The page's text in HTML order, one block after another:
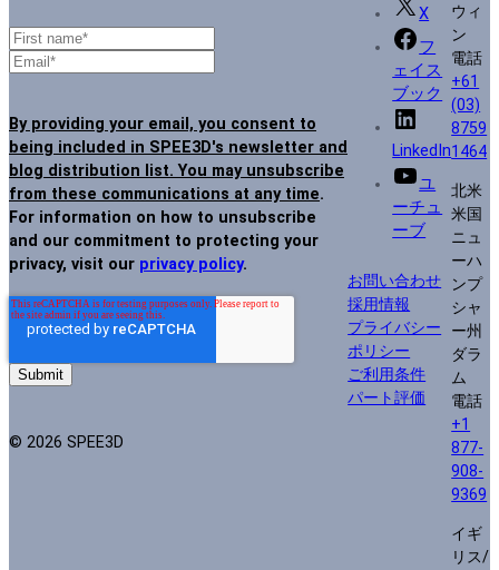
By providing your email, you consent to
being included in SPEE3D's newsletter and
blog distribution list. You may unsubscribe
from these communications at any time.
For information on how to unsubscribe
and our commitment to protecting your
privacy, visit our privacy policy.
© 2026 SPEE3D
X
フ
ェイス
ブック
LinkedIn
ユ
ーチュ
ーブ
お問い合わせ
採用情報
プライバシー
ポリシー
ご利用条件
パート評価
ウィ
ン
電話
+61
(03)
8759
1464
北米
米国
ニュ
ーハ
ンプ
シャ
ー州
ダラ
ム
電話
+1
877-
908-
9369
イギ
リス/